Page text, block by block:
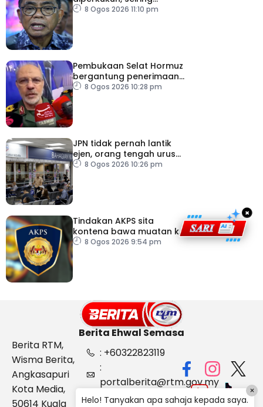
pemodenan aset
8 Ogos 2026 11:10 pm
Pembukaan Selat Hormuz
bergantung penerimaan
AS – IRGC
8 Ogos 2026 10:28 pm
JPN tidak pernah lantik
ejen, orang tengah urus
dokumentasi
8 Ogos 2026 10:26 pm
Tindakan AKPS sita
kontena bawa muatan ke
Israel bukti ketegasan
8 Ogos 2026 9:54 pm
×
Berita Ehwal Semasa
Berita RTM,
Wisma Berita,
Angkasapuri
Kota Media,
50614 Kuala
: +60322823119
:
portalberita@rtm.gov.my
: Aduan &
Helo! Tanyakan apa sahaja kepada saya.
×